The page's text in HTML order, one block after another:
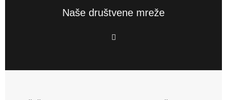
Naše društvene mreže
F
a
o